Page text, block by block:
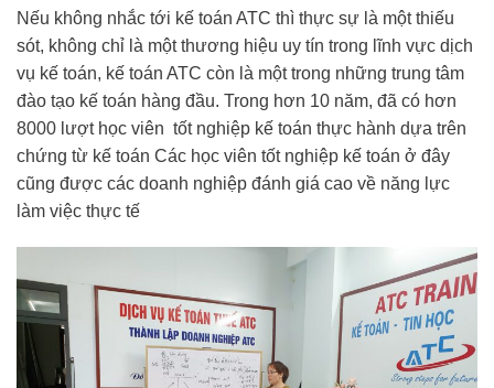
Nếu không nhắc tới kế toán ATC thì thực sự là một thiếu
sót, không chỉ là một thương hiệu uy tín trong lĩnh vực dịch
vụ kế toán, kế toán ATC còn là một trong những trung tâm
đào tạo kế toán hàng đầu. Trong hơn 10 năm, đã có hơn
8000 lượt học viên tốt nghiệp kế toán thực hành dựa trên
chứng từ kế toán Các học viên tốt nghiệp kế toán ở đây
cũng được các doanh nghiệp đánh giá cao về năng lực
làm việc thực tế